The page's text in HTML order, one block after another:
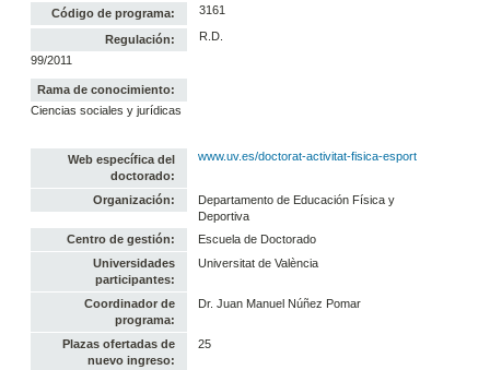
Código de programa: 3161
Regulación:
R.D.
99/2011
Rama de conocimiento:
Ciencias sociales y jurídicas
Web específica del
doctorado:
www.uv.es/doctorat-activitat-fisica-esport
Organización:
Departamento de Educación Física y
Deportiva
Centro de gestión:
Escuela de Doctorado
Universidades
participantes:
Universitat de València
Coordinador de
programa:
Dr. Juan Manuel Núñez Pomar
Plazas ofertadas de
nuevo ingreso:
25